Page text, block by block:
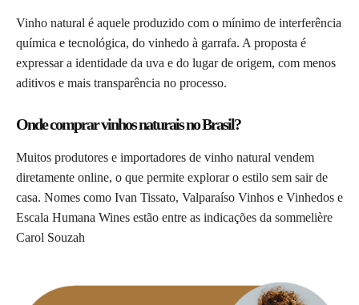
Vinho natural é aquele produzido com o mínimo de interferência
química e tecnológica, do vinhedo à garrafa. A proposta é
expressar a identidade da uva e do lugar de origem, com menos
aditivos e mais transparência no processo.
Onde comprar vinhos naturais no Brasil?
Muitos produtores e importadores de vinho natural vendem
diretamente online, o que permite explorar o estilo sem sair de
casa. Nomes como Ivan Tissato, Valparaíso Vinhos e Vinhedos e
Escala Humana Wines estão entre as indicações da sommelière
Carol Souzah